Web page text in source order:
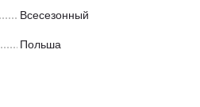
Всесезонный
Польша